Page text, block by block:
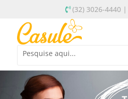
(32) 3026-4440 |